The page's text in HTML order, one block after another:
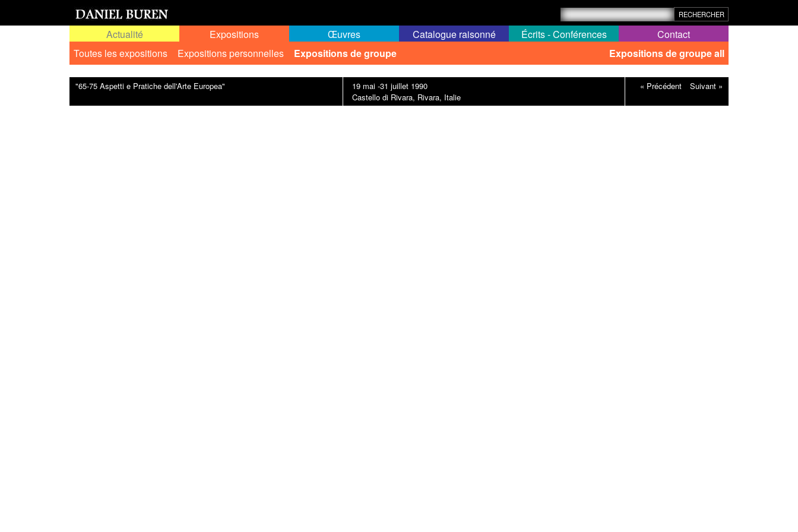
Actualité
Expositions
Toutes les expositions
Expositions personnelles Expositions de groupe Expositions de groupe all
Œuvres Catalogue raisonné Écrits - Conférences Contact
"65-75 Aspetti e Pratiche dell'Arte Europea"
19 mai -31 juillet 1990
Castello di Rivara, Rivara, Italie
« Précédent Suivant »